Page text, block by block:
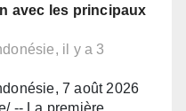
avec les principaux
il y a 3
7 août 2026
-- La première